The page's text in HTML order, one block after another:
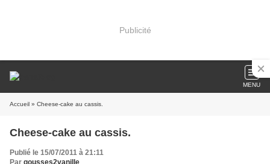
Publicité
MENU
Accueil » Cheese-cake au cassis.
Cheese-cake au cassis.
Publié le 15/07/2011 à 21:11
Par gousses2vanille